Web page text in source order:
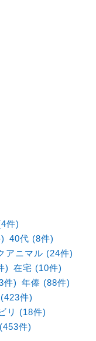
件)
40代 (8件)
アニマル (24件)
) 在宅 (10件)
件) 年俸 (88件)
件)
リ (18件)
件)